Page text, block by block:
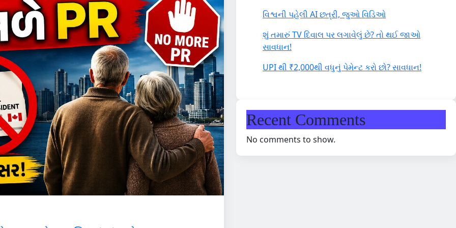
વિશ્વની પહેલી AI છત્રી, જુઓ વિડિઓ
શું તમારું TV દિવાલ પર લગાવેલું છે? તો થઈ જાઓ
સાવધાન!
UPI થી ₹2,000થી વધુનું પેમેન્ટ કરો છો? સાવધાન!
Recent Comments
No comments to show.